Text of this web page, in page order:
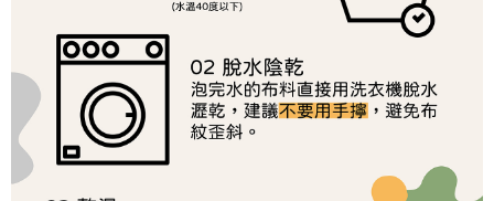
https://aftee.tw/terms/#terms3
３．未成年的使用者請事先徵得法定代理人或監護人之同意方可使用
「AFTEE先享後付」，若未經同意申辦者引起之損失，本公司不負相關責
４．使用「AFTEE先享後付」時，將依據個別帳號之用戶狀況，依本公司即
時審查核予不同之上限額度；若仍有額度不足之情形，本公司將視審查結果
請求用戶進行身份認證。
５．嚴禁一人註冊多個帳號或使用他人資訊註冊。若發現惡意使用之情形，
恩沛科技股份有限公司將有權停止該用戶之使用額度並採取法律行動。